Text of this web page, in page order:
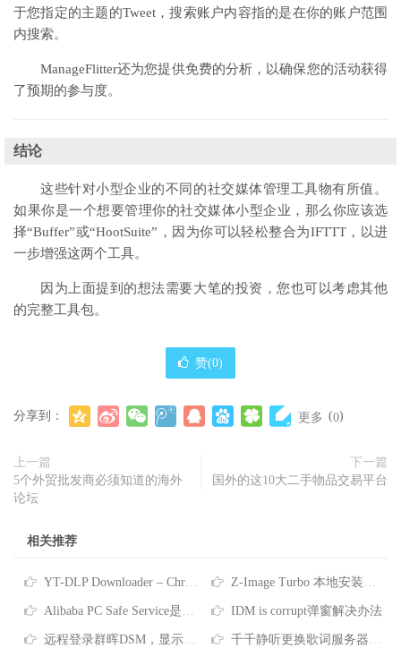
于您指定的主题的Tweet，搜索账户内容指的是在你的账户范围
内搜索。
ManageFlitter还为您提供免费的分析，以确保您的活动获得
了预期的参与度。
结论
这些针对小型企业的不同的社交媒体管理工具物有所值。
如果你是一个想要管理你的社交媒体小型企业，那么你应该选
择“Buffer”或“HootSuite”，因为你可以轻松整合为IFTTT，以进
一步增强这两个工具。
因为上面提到的想法需要大笔的投资，您也可以考虑其他
的完整工具包。
赞(0)
分享到： 更多 (0)
上一篇
5个外贸批发商必须知道的海外
论坛
下一篇
国外的这10大二手物品交易平台
相关推荐
YT-DLP Downloader – Chrome 扩展插件-原创 Z-Image Turbo 本地安装教程！最近非常火的文生图AI模型，支持反审查
Alibaba PC Safe Service是什么软件-彻底删除Alibaba PC Safe Service的方法 IDM is corrupt弹窗解决办法
远程登录群晖DSM，显示“您没有权限使用本项服务” 千千静听更换歌词服务器的方法